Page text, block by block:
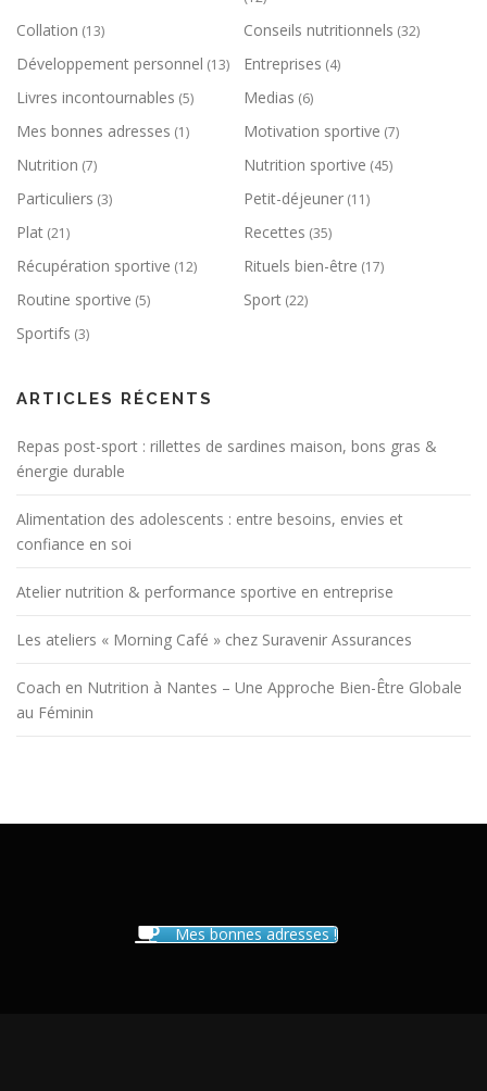
Collation (13) Conseils nutritionnels (32)
Développement personnel (13) Entreprises (4)
Livres incontournables (5) Medias (6)
Mes bonnes adresses (1) Motivation sportive (7)
Nutrition (7) Nutrition sportive (45)
Particuliers (3) Petit-déjeuner (11)
Plat (21) Recettes (35)
Récupération sportive (12) Rituels bien-être (17)
Routine sportive (5) Sport (22)
Sportifs (3)
ARTICLES RÉCENTS
Repas post-sport : rillettes de sardines maison, bons gras &
énergie durable
Alimentation des adolescents : entre besoins, envies et
confiance en soi
Atelier nutrition & performance sportive en entreprise
Les ateliers « Morning Café » chez Suravenir Assurances
Coach en Nutrition à Nantes – Une Approche Bien-Être Globale
au Féminin
Mes bonnes adresses !